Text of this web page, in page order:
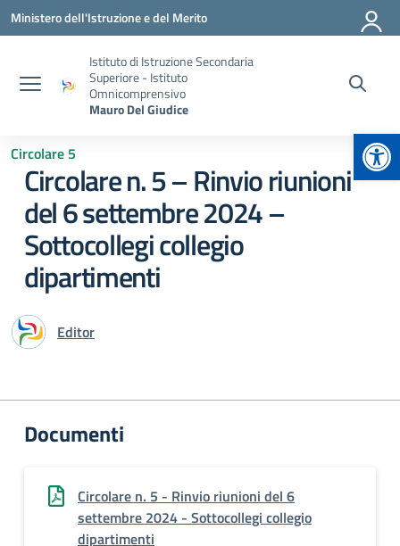
Vai ai contenuti
Vai al menu di navigazione
Vai al footer
Ministero dell'Istruzione e del Merito
Istituto di Istruzione Secondaria
Superiore - Istituto
Omnicomprensivo
Mauro Del Giudice
Circolare 5
Circolare n. 5 – Rinvio riunioni
del 6 settembre 2024 –
Sottocollegi collegio
dipartimenti
Editor
Documenti
Circolare n. 5 - Rinvio riunioni del 6
settembre 2024 - Sottocollegi collegio
dipartimenti